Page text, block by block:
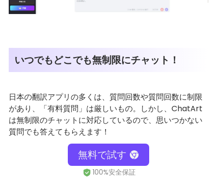
いつでもどこでも無制限にチャット！
日本の翻訳アプリの多くは、質問回数や質問回数に制限
があり、「有料質問」は厳しいもの。しかし、ChatArt
は無制限のチャットに対応しているので、思いつかない
質問でも答えてもらえます！
無料で試す